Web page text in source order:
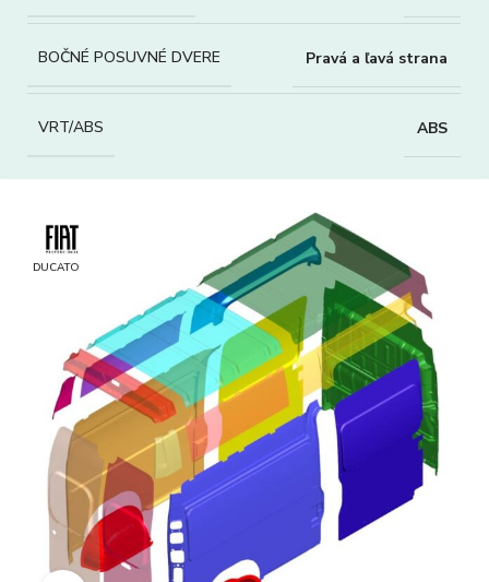
BOČNÉ POSUVNÉ DVERE Pravá a ľavá strana
VRT/ABS ABS
DUCATO